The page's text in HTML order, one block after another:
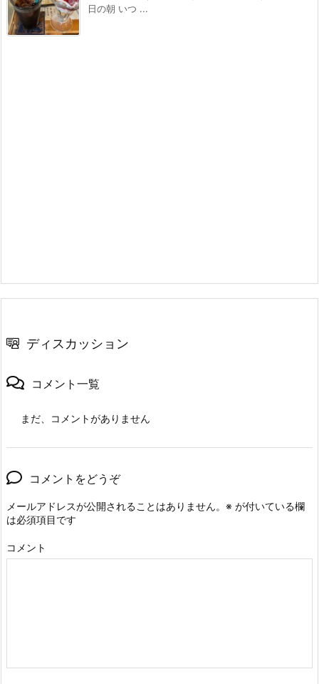
日の朝 いつ ...
ディスカッション
コメント一覧
まだ、コメントがありません
コメントをどうぞ
メールアドレスが公開されることはありません。 ※ が付いている欄
は必須項目です
コメント